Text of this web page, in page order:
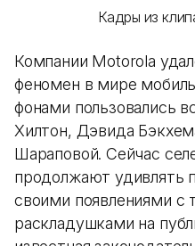
Кадры из
Компании Motorola
феномен в мире
фонами пользовались
Хилтон, Дэвида
Шараповой. Сейчас
продолжают удивлять
своими появлениями с
раскладушками на